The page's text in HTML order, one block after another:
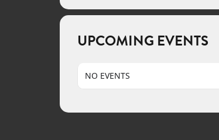
UPCOMING EVENTS
NO EVENTS